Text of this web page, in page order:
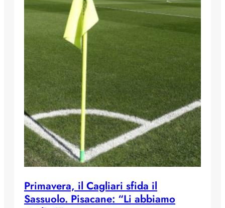
Primavera, il Cagliari sfida il
Sassuolo. Pisacane: “Li abbiamo